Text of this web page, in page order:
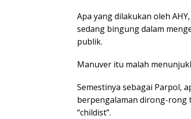
Apa yang dilakukan oleh
sedang bingung dalam
publik.
Manuver itu malah
Semestinya sebagai Parpol,
berpengalaman dirong-rong
“childist”.